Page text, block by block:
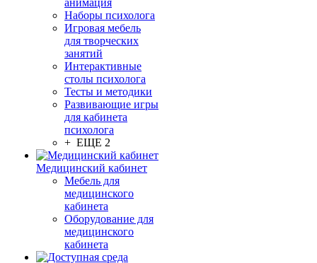
анимация
Наборы психолога
Игровая мебель
для творческих
занятий
Интерактивные
столы психолога
Тесты и методики
Развивающие игры
для кабинета
психолога
+ ЕЩЕ 2
Медицинский кабинет
Мебель для
медицинского
кабинета
Оборудование для
медицинского
кабинета